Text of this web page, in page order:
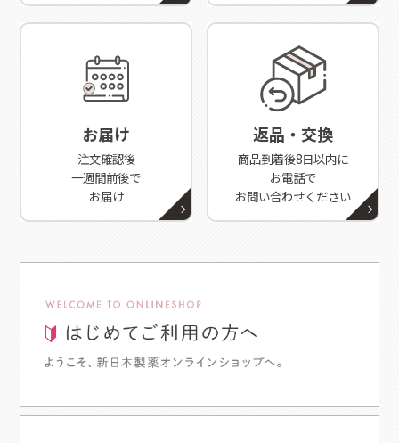
お届け
注文確認後
一週間前後で
お届け
返品・交換
商品到着後8日以内に
お電話で
お問い合わせください